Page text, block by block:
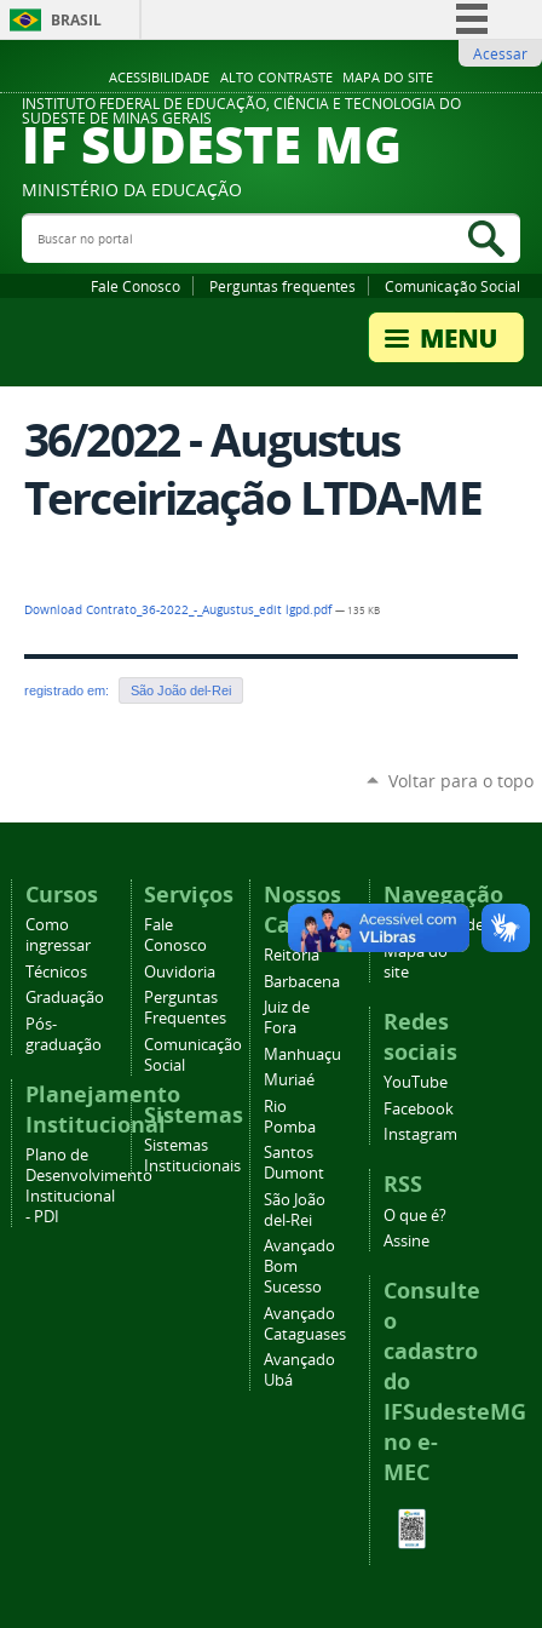
ACESSIBILIDADE ALTO CONTRASTE MAPA DO SITE
BRASIL
Comunica BR
Participe
Legislação
Acessar
INSTITUTO FEDERAL DE EDUCAÇÃO, CIÊNCIA E TECNOLOGIA DO
SUDESTE DE MINAS GERAIS
IF SUDESTE MG
MINISTÉRIO DA EDUCAÇÃO
Buscar no portal
Fale Conosco Perguntas frequentes Comunicação Social
36/2022 - Augustus
Terceirização LTDA-ME
Download Contrato_36-2022_-_Augustus_edit lgpd.pdf— 135 KB
registrado em: São João del-Rei
Voltar para o topo
Cursos
Como
ingressar
Técnicos
Graduação
Pós-
graduação
Planejamento
Institucional
Plano de
Desenvolvimento
Institucional
- PDI
Serviços
Fale
Conosco
Ouvidoria
Perguntas
Frequentes
Comunicação
Social
Sistemas
Sistemas
Institucionais
Nossos
Campi
Reitoria
Barbacena
Juiz de
Fora
Manhuaçu
Muriaé
Rio
Pomba
Santos
Dumont
São João
del-Rei
Avançado
Bom
Sucesso
Avançado
Cataguases
Avançado
Ubá
Navegação
Acessibilidade
Mapa do
site
Redes
sociais
YouTube
Facebook
Instagram
RSS
O que é?
Assine
Consulte
o
cadastro
do
IFSudesteMG
no e-
MEC